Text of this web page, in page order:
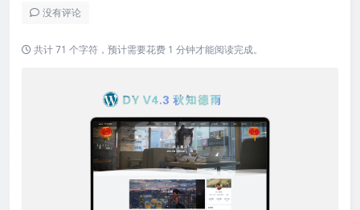
没有评论
共计 71 个字符，预计需要花费 1 分钟才能阅读完成。